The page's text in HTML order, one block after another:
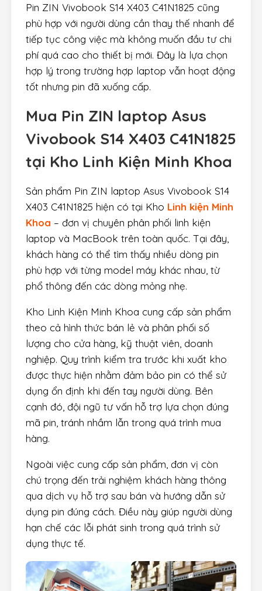
Pin ZIN Vivobook S14 X403 C41N1825 cũng
phù hợp với người dùng cần thay thế nhanh để
tiếp tục công việc mà không muốn đầu tư chi
phí quá cao cho thiết bị mới. Đây là lựa chọn
hợp lý trong trường hợp laptop vẫn hoạt động
tốt nhưng pin đã xuống cấp.
Mua Pin ZIN laptop Asus
Vivobook S14 X403 C41N1825
tại Kho Linh Kiện Minh Khoa
Sản phẩm Pin ZIN laptop Asus Vivobook S14
X403 C41N1825 hiện có tại Kho Linh kiện Minh
Khoa – đơn vị chuyên phân phối linh kiện
laptop và MacBook trên toàn quốc. Tại đây,
khách hàng có thể tìm thấy nhiều dòng pin
phù hợp với từng model máy khác nhau, từ
phổ thông đến các dòng mỏng nhẹ.
Kho Linh Kiện Minh Khoa cung cấp sản phẩm
theo cả hình thức bán lẻ và phân phối số
lượng cho cửa hàng, kỹ thuật viên, doanh
nghiệp. Quy trình kiểm tra trước khi xuất kho
được thực hiện nhằm đảm bảo pin có thể sử
dụng ổn định khi đến tay người dùng. Bên
cạnh đó, đội ngũ tư vấn hỗ trợ lựa chọn đúng
mã pin, tránh nhầm lẫn trong quá trình mua
hàng.
Ngoài việc cung cấp sản phẩm, đơn vị còn
chú trọng đến trải nghiệm khách hàng thông
qua dịch vụ hỗ trợ sau bán và hướng dẫn sử
dụng pin đúng cách. Điều này giúp người dùng
hạn chế các lỗi phát sinh trong quá trình sử
dụng thực tế.